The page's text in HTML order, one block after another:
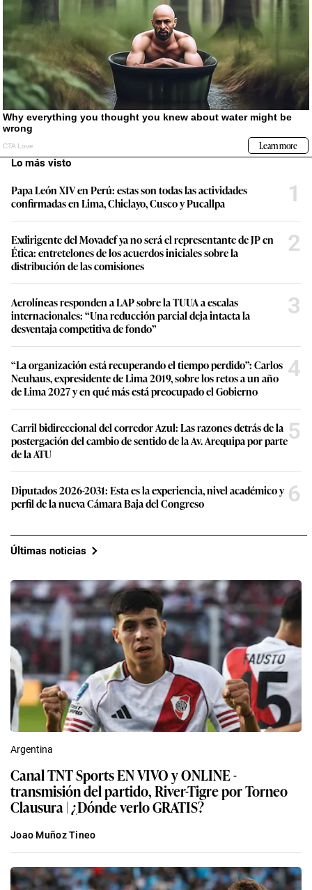
Lo más visto
Papa León XIV en Perú: estas son todas las actividades
confirmadas en Lima, Chiclayo, Cusco y Pucallpa
1
Exdirigente del Movadef ya no será el representante de JP en
Ética: entretelones de los acuerdos iniciales sobre la
distribución de las comisiones
2
Aerolíneas responden a LAP sobre la TUUA a escalas
internacionales: “Una reducción parcial deja intacta la
desventaja competitiva de fondo”
3
“La organización está recuperando el tiempo perdido”: Carlos
Neuhaus, expresidente de Lima 2019, sobre los retos a un año
de Lima 2027 y en qué más está preocupado el Gobierno
4
Carril bidireccional del corredor Azul: Las razones detrás de la
postergación del cambio de sentido de la Av. Arequipa por parte
de la ATU
5
Diputados 2026-2031: Esta es la experiencia, nivel académico y
perfil de la nueva Cámara Baja del Congreso
6
Últimas noticias
Argentina
Canal TNT Sports EN VIVO y ONLINE -
transmisión del partido, River-Tigre por Torneo
Clausura | ¿Dónde verlo GRATIS?
Joao Muñoz Tineo